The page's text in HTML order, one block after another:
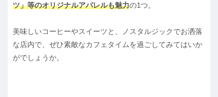
ツ」等のオリジナルアパレルも魅力の1つ。
美味しいコーヒーやスイーツと、ノスタルジックでお洒落
な店内で、ぜひ素敵なカフェタイムを過ごしてみてはいか
がでしょうか。